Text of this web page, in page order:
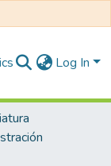
Log In